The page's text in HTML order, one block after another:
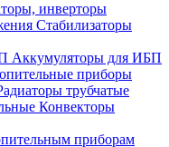
инверторы
Стабилизаторы
Аккумуляторы для ИБП
приборы
трубчатые
Конвекторы